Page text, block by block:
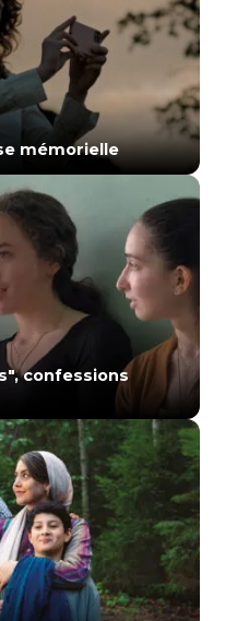
mémorielle
confessions